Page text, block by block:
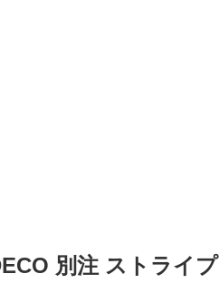
別注 ストライプ